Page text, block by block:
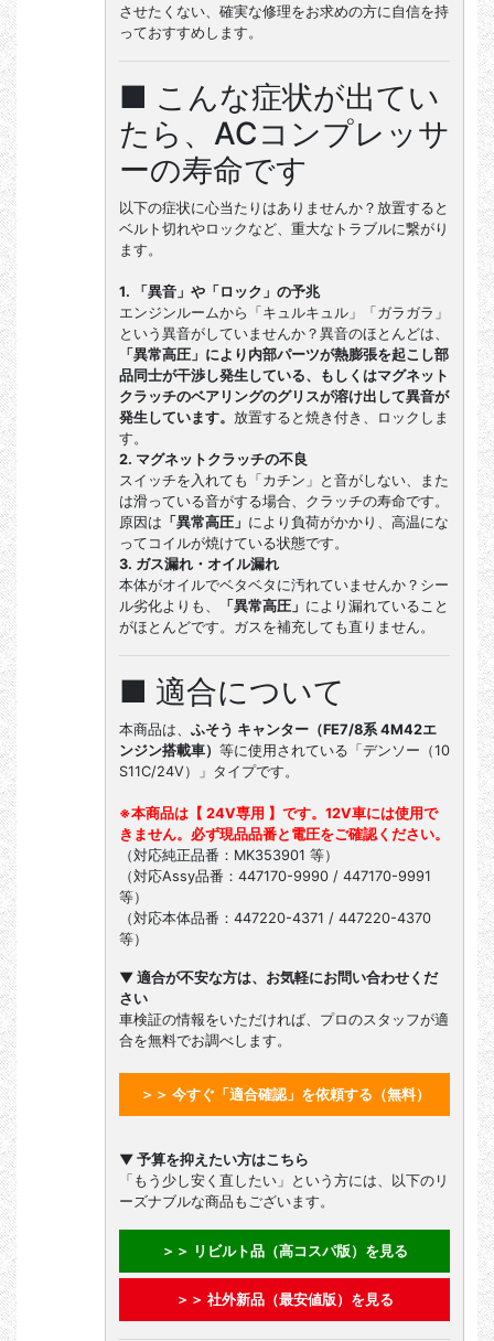
させたくない、確実な修理をお求めの方に自信を持
っておすすめします。
■ こんな症状が出てい
たら、ACコンプレッサ
ーの寿命です
以下の症状に心当たりはありませんか？放置すると
ベルト切れやロックなど、重大なトラブルに繋がり
ます。
1. 「異音」や「ロック」の予兆
エンジンルームから「キュルキュル」「ガラガラ」
という異音がしていませんか？異音のほとんどは、
「異常高圧」により内部パーツが熱膨張を起こし部
品同士が干渉し発生している、もしくはマグネット
クラッチのベアリングのグリスが溶け出して異音が
発生しています。 放置すると焼き付き、ロックしま
す。
2. マグネットクラッチの不良
スイッチを入れても「カチン」と音がしない、また
は滑っている音がする場合、クラッチの寿命です。
原因は 「異常高圧」 により負荷がかかり、高温にな
ってコイルが焼けている状態です。
3. ガス漏れ・オイル漏れ
本体がオイルでベタベタに汚れていませんか？シー
ル劣化よりも、
「異常高圧」 により漏れていること
がほとんどです。ガスを補充しても直りません。
■ 適合について
本商品は、 ふそう キャンター（FE7/8系 4M42エ
ンジン搭載車） 等に使用されている「デンソー（10
S11C/24V）」タイプです。
※本商品は【 24V専用 】です。12V車には使用で
きません。必ず現品品番と電圧をご確認ください。
（対応純正品番：MK353901 等）
（対応Assy品番：447170-9990 / 447170-9991
等）
（対応本体品番：447220-4371 / 447220-4370
等）
▼ 適合が不安な方は、お気軽にお問い合わせくだ
さい
車検証の情報をいただければ、プロのスタッフが適
合を無料でお調べします。
＞＞ 今すぐ「適合確認」を依頼する（無料）
▼ 予算を抑えたい方はこちら
「もう少し安く直したい」という方には、以下のリ
ーズナブルな商品もございます。
＞＞ リビルト品（高コスパ版）を見る
＞＞ 社外新品（最安値版）を見る